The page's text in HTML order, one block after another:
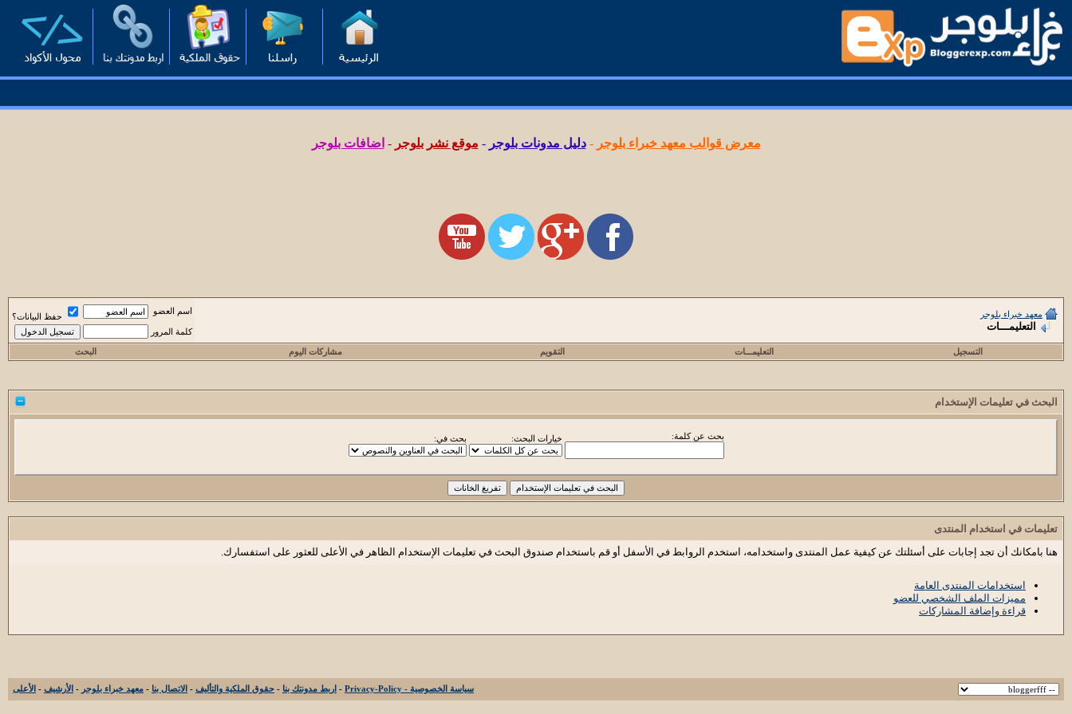
معرض قوالب معهد خبراء بلوجر -دليل مدونات بلوجر - موقع نشر بلوجر - اضافات بلوجر
معهد خبراء بلوجر
التعليمـــات
اسم العضو
حفظ البيانات؟
كلمة المرور
التسجيل التعليمـــات التقويم مشاركات اليوم البحث
البحث في تعليمات الإستخدام
بحث عن كلمة: خيارات البحث: بحث في:
تعليمات في استخدام المنتدى
هنا بامكانك أن تجد إجابات على أسئلتك عن كيفية عمل المنتدى واستخدامه، استخدم الروابط في الأسفل أو قم باستخدام صندوق البحث في تعليمات الإستخدام الظاهر في الأعلى للعثور على استفسارك.
استخدامات المنتدى العامة
مميزات الملف الشخصي للعضو
قراءة وإضافة المشاركات
سياسة الخصوصية - Privacy-Policy - اربط مدونتك بنا - حقوق الملكية والتأليف - الاتصال بنا - معهد خبراء بلوجر - الأرشيف - الأعلى